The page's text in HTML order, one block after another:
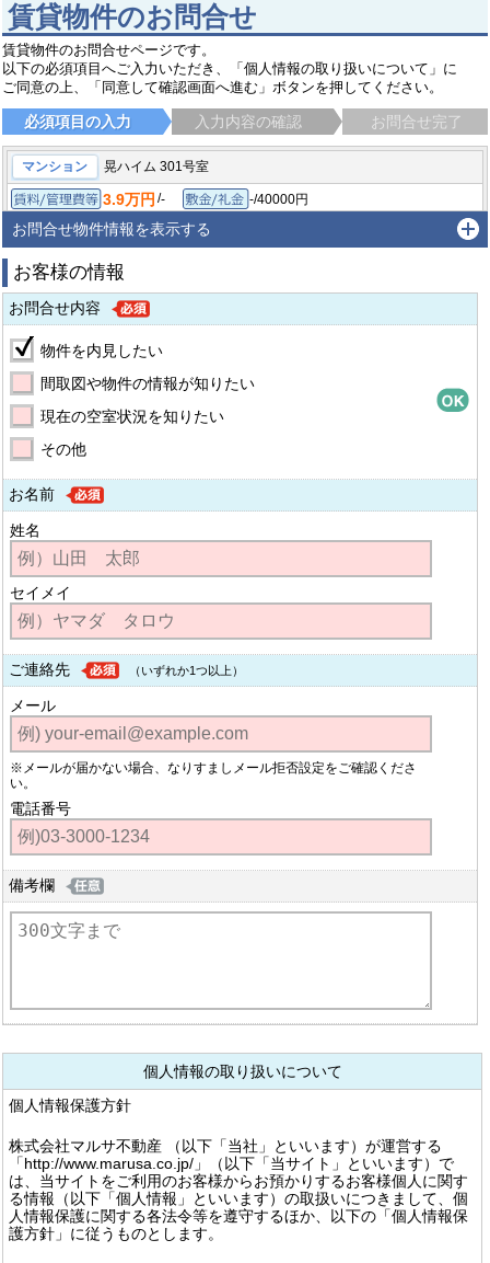
賃貸物件のお問合せ
賃貸物件のお問合せページです。
以下の必須項目へご入力いただき、「個人情報の取り扱いについて」に
ご同意の上、「同意して確認画面へ進む」ボタンを押してください。
必須項目の入力 入力内容の確認 お問合せ完了
マンション 晃ハイム 301号室
賃料/管理費等
3.9万円 /- 敷金/礼金
-/40000円
保証金/敷引/償却金
-/-/-
神戸市中央区山本通神戸市営西神・山手線 県庁前（兵庫）駅 徒歩10分
お問合せ物件情報を表示する
お客様の情報
お問合せ内容
物件を内見したい
間取図や物件の情報が知りたい
現在の空室状況を知りたい
その他
お名前
姓名
セイメイ
ご連絡先 （いずれか1つ以上）
メール
※メールが届かない場合、なりすましメール拒否設定をご確認くださ
い。
電話番号
備考欄
個人情報の取り扱いについて
個人情報保護方針
株式会社マルサ不動産 （以下「当社」といいます）が運営する
「http://www.marusa.co.jp/」（以下「当サイト」といいます）で
は、当サイトをご利用のお客様からお預かりするお客様個人に関す
る情報（以下「個人情報」といいます）の取扱いにつきまして、個
人情報保護に関する各法令等を遵守するほか、以下の「個人情報保
護方針」に従うものとします。